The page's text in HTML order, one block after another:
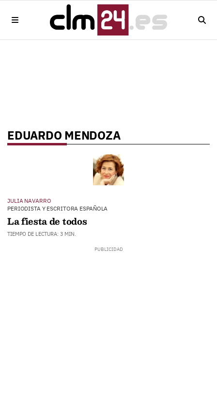
EDUARDO MENDOZA
JULIA NAVARRO
PERIODISTA Y ESCRITORA ESPAÑOLA
La fiesta de todos
TIEMPO DE LECTURA: 3 MIN.